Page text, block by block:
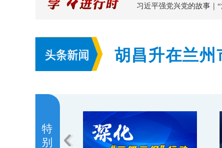
习近平强党兴党的故事｜
胡昌升在兰
特
别